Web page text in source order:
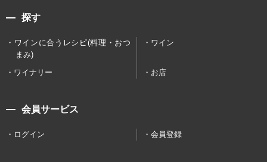
探す
ワインに合うレシピ(料理・おつ
まみ)
ワイン
ワイナリー お店
会員サービス
ログイン 会員登録